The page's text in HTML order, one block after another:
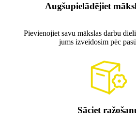
Augšupielādējiet
Pievienojiet savu mākslas darbu
jums izveidosim pēc
Sāciet